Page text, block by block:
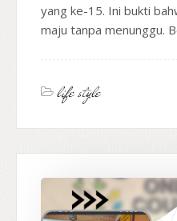
yang ke-15. Ini bukti
maju tanpa menunggu.
life style